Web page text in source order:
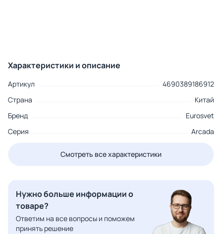
Характеристики и описание
Артикул
4690389186912
Страна
Китай
Бренд
Eurosvet
Серия
Arcada
Смотреть все характеристики
Нужно больше информации о
товаре?
Ответим на все вопросы и поможем
принять решение